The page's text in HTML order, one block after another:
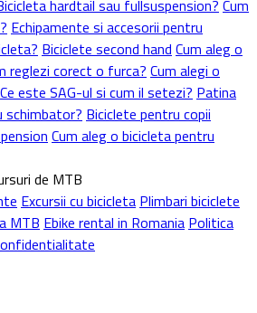
hardtail sau fullsuspension? Cum
Echipamente si accesorii pentru
Biciclete second hand Cum aleg o
reglezi corect o furca? Cum alegi o
Ce este SAG-ul si cum il setezi? Patina
schimbator? Biciclete pentru copii
Cum aleg o bicicleta pentru
de MTB
Excursii cu bicicleta Plimbari biciclete
MTB Ebike rental in Romania Politica